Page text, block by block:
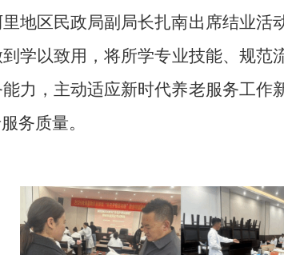
地区民政局副局长扎南出席结业活
学以致用，将所学专业技能、规范
力，主动适应新时代养老服务工作
务质量。